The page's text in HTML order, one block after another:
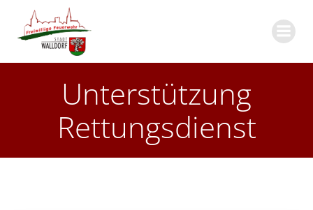
Unterstützung
Rettungsdienst